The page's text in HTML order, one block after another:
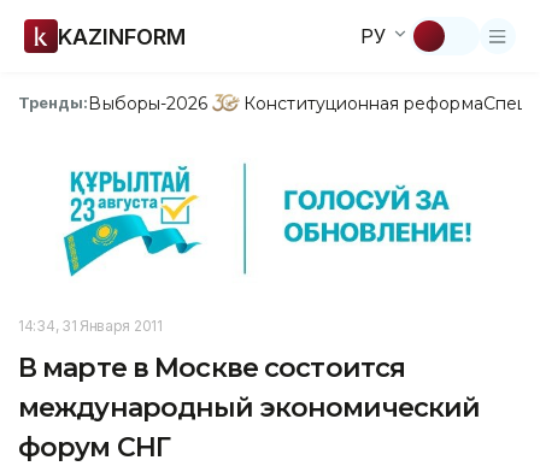
KAZINFORM РУ
Тренды:Выборы-2026 Конституционная реформа
14:34, 31 Января 2011
В марте в Москве состоится
международный экономический
форум СНГ